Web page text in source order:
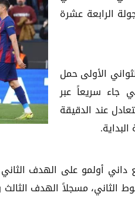
الرابعة عشرة
الأولى حمل
جاء سريعاً عبر
عند الدقيقة
الثاني، مسجلاً الهدف